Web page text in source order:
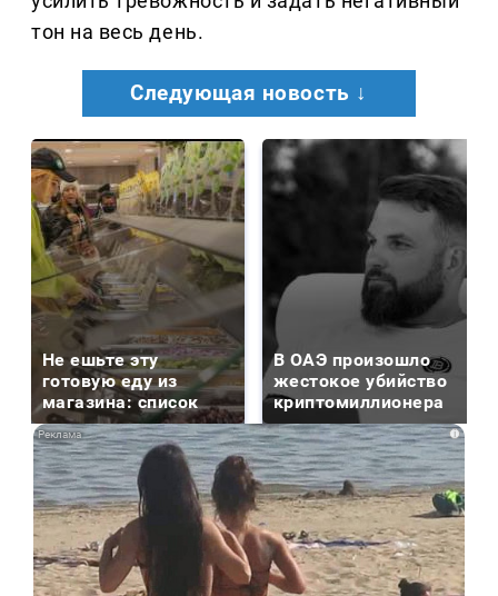
тон на весь день.
Следующая новость ↓
Не ешьте эту
готовую еду из
магазина: список
В ОАЭ произошло
жестокое убийство
криптомиллионера
i